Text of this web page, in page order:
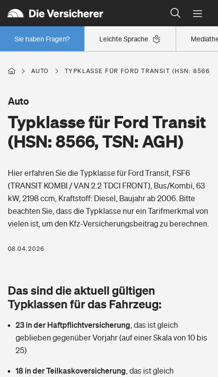
Leichte Sprache
Sie haben Fragen?
Wer versichert was: Jetzt Versicherer finden
Regionalklassen: So ist Ihre Region eingestuft
Wer versichert was: Jetzt Versicherer finden
Berufsunfähigkeitsversicherung
Erwerbsunfähigkeitsversicherung
Grundfähigkeitsversicherung
Arbeitsrechtsschutz
Berufshaftpflichtversicherung
Zur Übersicht
Tools
Wer versichert was: Jetzt Versicherer finden
Sie haben Fragen?
Wohnen
Glasversicherung
Mietkautionsversicherung
Restkreditversicherung
Freizeit
Pri­vate Haft­pflicht­
Kinderunfall­ver­si­che­rung
Kinderinvalidität
Gesundheit
Private Krankenversicherung
Dread-Disease-Versicherung
Tierkrankenversicherung
Zur Übersicht
AUTO TYPKLASSE FÜR FORD TRANSIT (HSN: 8566,
Typklasse für Ford Transit
(HSN: 8566, TSN: AGH)
Auto
Hier erfahren Sie die Typklasse für Ford Transit, FSF6
(TRANSIT KOMBI / VAN 2.2 TDCI FRONT), Bus/Kombi, 63
kW, 2198 ccm, Kraftstoff: Diesel, Baujahr ab 2006. Bitte
beachten Sie, dass die Typklasse nur ein Tarifmerkmal von
vielen ist, um den Kfz-Versicherungsbeitrag zu berechnen.
08.04.2026
Das sind die aktuell gültigen
Typklassen für das Fahrzeug:
23 in der Haftpflichtversicherung das ist gleich
geblieben gegenüber Vorjahr (auf einer Skala von 10 bis
25)
18 in der Teilkaskoversicherung das ist gleich